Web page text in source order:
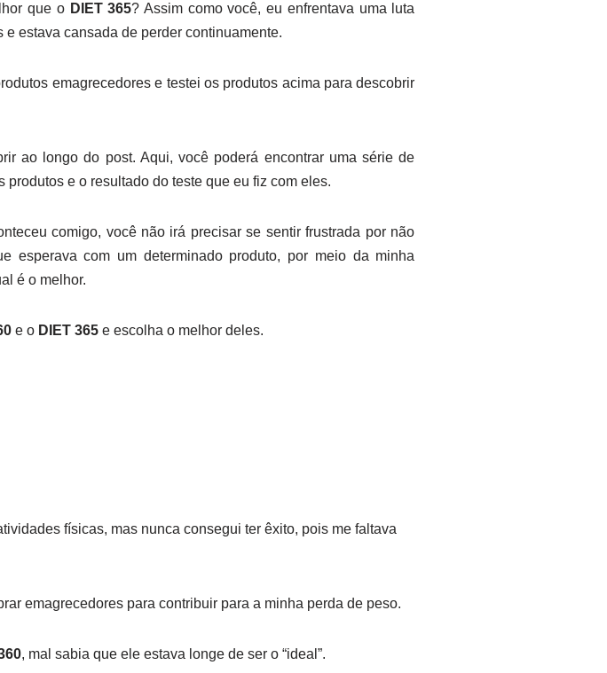
que oDIET 365? Assim como você, eu enfrentava uma luta
estava cansada de perder continuamente.
emagrecedores e testei os produtos acima para descobrir
ao longo do post. Aqui, você poderá encontrar uma série de
produtos e o resultado do teste que eu fiz com eles.
comigo, você não irá precisar se sentir frustrada por não
esperava com um determinado produto, por meio da minha
é o melhor.
e o DIET 365e escolha o melhor deles.
físicas, mas nunca consegui ter êxito, pois me faltava
emagrecedores para contribuir para a minha perda de peso.
, mal sabia que ele estava longe de ser o “ideal”.